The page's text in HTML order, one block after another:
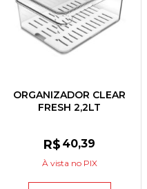
ORGANIZADOR CLEAR
FRESH 2,2LT
R$ 40,39
À vista no PIX